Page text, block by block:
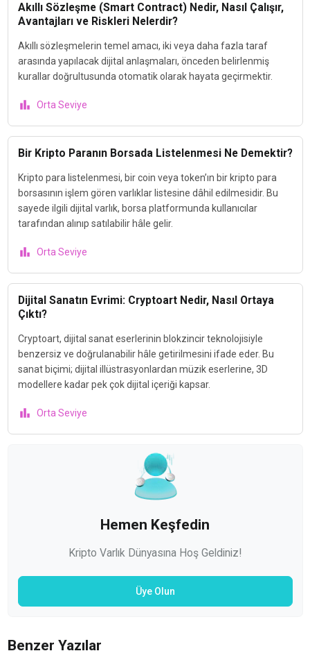
Akıllı Sözleşme (Smart Contract) Nedir, Nasıl Çalışır,
Avantajları ve Riskleri Nelerdir?
Akıllı sözleşmelerin temel amacı, iki veya daha fazla taraf
arasında yapılacak dijital anlaşmaları, önceden belirlenmiş
kurallar doğrultusunda otomatik olarak hayata geçirmektir.
Orta Seviye
Bir Kripto Paranın Borsada Listelenmesi Ne Demektir?
Kripto para listelenmesi, bir coin veya token’ın bir kripto para
borsasının işlem gören varlıklar listesine dâhil edilmesidir. Bu
sayede ilgili dijital varlık, borsa platformunda kullanıcılar
tarafından alınıp satılabilir hâle gelir.
Orta Seviye
Dijital Sanatın Evrimi: Cryptoart Nedir, Nasıl Ortaya
Çıktı?
Cryptoart, dijital sanat eserlerinin blokzincir teknolojisiyle
benzersiz ve doğrulanabilir hâle getirilmesini ifade eder. Bu
sanat biçimi; dijital illüstrasyonlardan müzik eserlerine, 3D
modellere kadar pek çok dijital içeriği kapsar.
Orta Seviye
Hemen Keşfedin
Kripto Varlık Dünyasına Hoş Geldiniz!
Üye Olun
Benzer Yazılar